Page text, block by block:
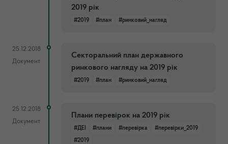
2019 рік
#2019 #план #ринковий_нагляд
25.12.2018
Документ
Секторальний план державного
ринкового нагляду на 2019 рік
#2019 #план #ринковий_нагляд
25.12.2018
Документ
Плани перевірок на 2019 рік
#ДЕІ #плани #перевірка
#перевірки_2019
#2019